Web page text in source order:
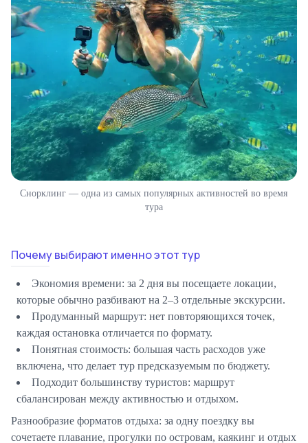
Снорклинг — одна из самых популярных активностей во время
тура
Почему выбирают именно этот тур
Экономия времени: за 2 дня вы посещаете локации,
которые обычно разбивают на 2–3 отдельные экскурсии.
Продуманный маршрут: нет повторяющихся точек,
каждая остановка отличается по формату.
Понятная стоимость: большая часть расходов уже
включена, что делает тур предсказуемым по бюджету.
Подходит большинству туристов: маршрут
сбалансирован между активностью и отдыхом.
Разнообразие форматов отдыха: за одну поездку вы
сочетаете плавание, прогулки по островам, каякинг и отдых